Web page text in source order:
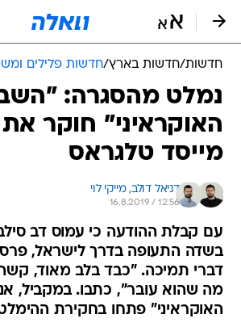
חדשות/חדשות בארץ/חדשות פלילים
נמלט מהסגרה:
האוקראיני" חוקר
מייסד טלגראס
דניאל דולב, מייקי לוי
16.8.2019 / 12:56
עם קבלת ההודעה כי עמוס דב
בשדה התעופה בדרך לישראל,
דברי תמיכה. "כבד בלב מאוד,
מה שהוא עובר", כתבו. במקביל,
האוקראיני" פתחו בחקירת